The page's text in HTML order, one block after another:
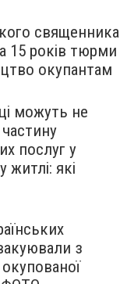
священника
15 років тюрми
окупантам
можуть не
послуг у
житлі: які
з